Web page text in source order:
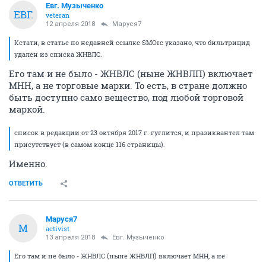
ЕВГ.
Евг. Музыченко
veteran
12 апреля 2018 Маруся7
Кстати, в статье по недавней ссылке SMOrc указано, что бильтрицид
удален из списка ЖНВЛС.
Его там и не было - ЖНВЛС (ныне ЖНВЛП) включает
МНН, а не торговые марки. То есть, в стране должно
быть доступно само вещество, под любой торговой
маркой.
список в редакции от 23 октября 2017 г. гуглится, и празиквантел там
присутствует (в самом конце 116 страницы).
Именно.
ОТВЕТИТЬ
М
Маруся7
activist
13 апреля 2018 Евг. Музыченко
Его там и не было - ЖНВЛС (ныне ЖНВЛП) включает МНН, а не